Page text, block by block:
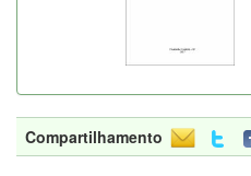
Compartilhamento